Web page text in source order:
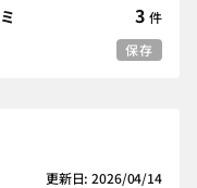
3 件
保存
更新日: 2026/04/14